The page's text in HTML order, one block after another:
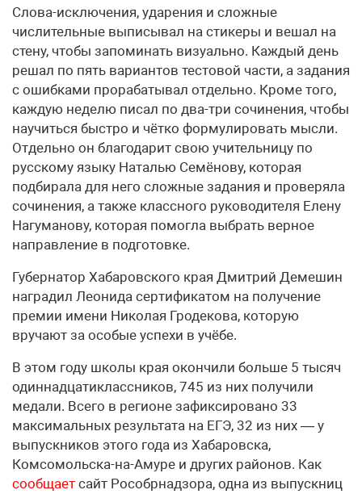
Слова-исключения, ударения и сложные
числительные выписывал на стикеры и вешал на
стену, чтобы запоминать визуально. Каждый день
решал по пять вариантов тестовой части, а задания
с ошибками прорабатывал отдельно. Кроме того,
каждую неделю писал по два-три сочинения, чтобы
научиться быстро и чётко формулировать мысли.
Отдельно он благодарит свою учительницу по
русскому языку Наталью Семёнову, которая
подбирала для него сложные задания и проверяла
сочинения, а также классного руководителя Елену
Нагуманову, которая помогла выбрать верное
направление в подготовке.
Губернатор Хабаровского края Дмитрий Демешин
наградил Леонида сертификатом на получение
премии имени Николая Гродекова, которую
вручают за особые успехи в учёбе.
В этом году школы края окончили больше 5 тысяч
одиннадцатиклассников, 745 из них получили
медали. Всего в регионе зафиксировано 33
максимальных результата на ЕГЭ, 32 из них — у
выпускников этого года из Хабаровска,
Комсомольска-на-Амуре и других районов. Как
сообщает сайт Рособрнадзора, одна из выпускниц